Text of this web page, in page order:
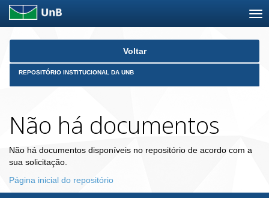
Skip
Voltar
REPOSITÓRIO INSTITUCIONAL DA UNB
Não há documentos
Não há documentos disponíveis no repositório de acordo com a
sua solicitação.
Página inicial do repositório